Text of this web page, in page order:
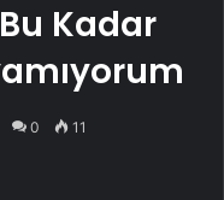
Kadar
0 11